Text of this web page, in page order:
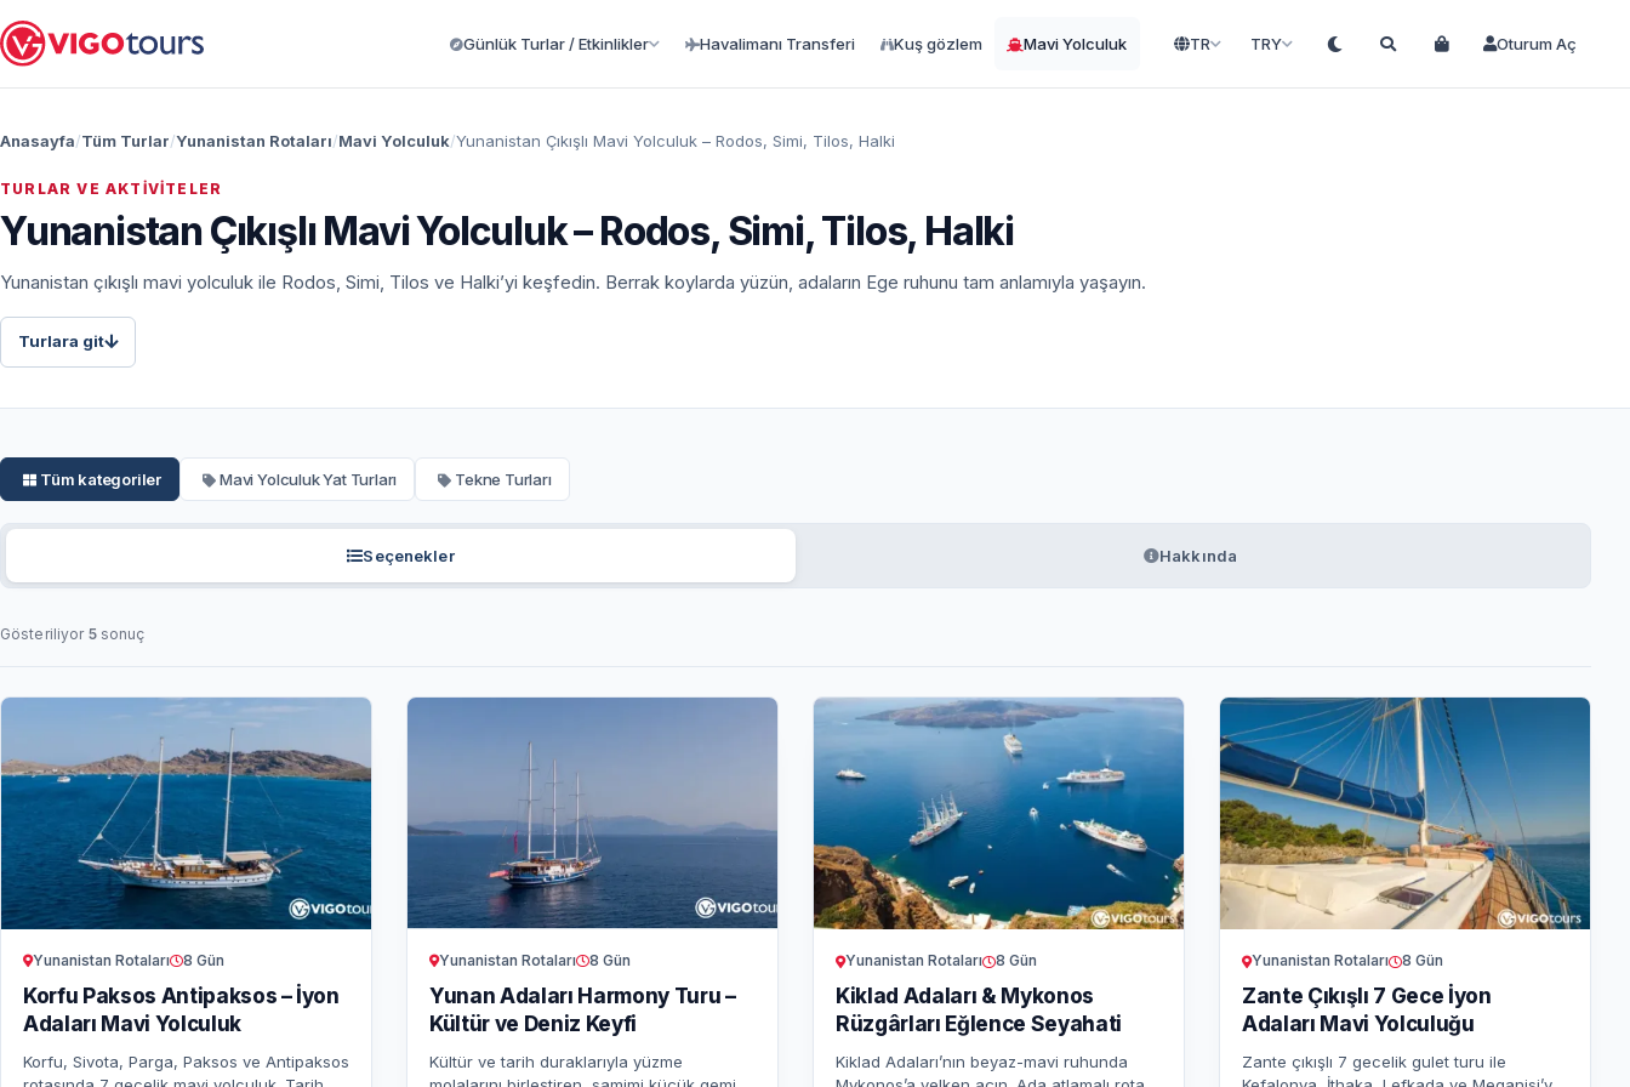
Günlük Turlar / Etkinlikler Havalimanı Transferi Kuş gözlem Mavi Yolculuk TR TRY Oturum Aç
Anasayfa Tüm Turlar Yunanistan Rotaları Mavi Yolculuk Yunanistan Çıkışlı Mavi Yolculuk – Rodos, Simi, Tilos, Halki
TURLAR VE AKTIVITELER
Yunanistan Çıkışlı Mavi Yolculuk – Rodos, Simi, Tilos, Halki
Yunanistan çıkışlı mavi yolculuk ile Rodos, Simi, Tilos ve Halki’yi keşfedin. Berrak koylarda yüzün, adaların Ege ruhunu tam anlamıyla yaşayın.
Turlara git
Tüm kategoriler Mavi Yolculuk Yat Turları Tekne Turları
Seçenekler Hakkında
Gösteriliyor 5sonuç
Yunanistan Rotaları 8 Gün
Korfu Paksos Antipaksos – İyon
Adaları Mavi Yolculuk
Korfu, Sivota, Parga, Paksos ve Antipaksos
Yunanistan Rotaları 8 Gün
Yunan Adaları Harmony Turu –
Kültür ve Deniz Keyfi
Kültür ve tarih duraklarıyla yüzme
Yunanistan Rotaları 8 Gün
Kiklad Adaları & Mykonos
Rüzgârları Eğlence Seyahati
Kiklad Adaları’nın beyaz-mavi ruhunda
Yunanistan Rotaları 8 Gün
Zante Çıkışlı 7 Gece İyon
Adaları Mavi Yolculuğu
Zante çıkışlı 7 gecelik gulet turu ile